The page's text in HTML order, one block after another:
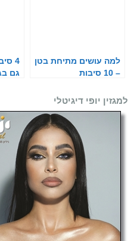
למה עושים מתיחת בטן
– 10 סיבות
4
גם
למגזין יופי דיגיטלי